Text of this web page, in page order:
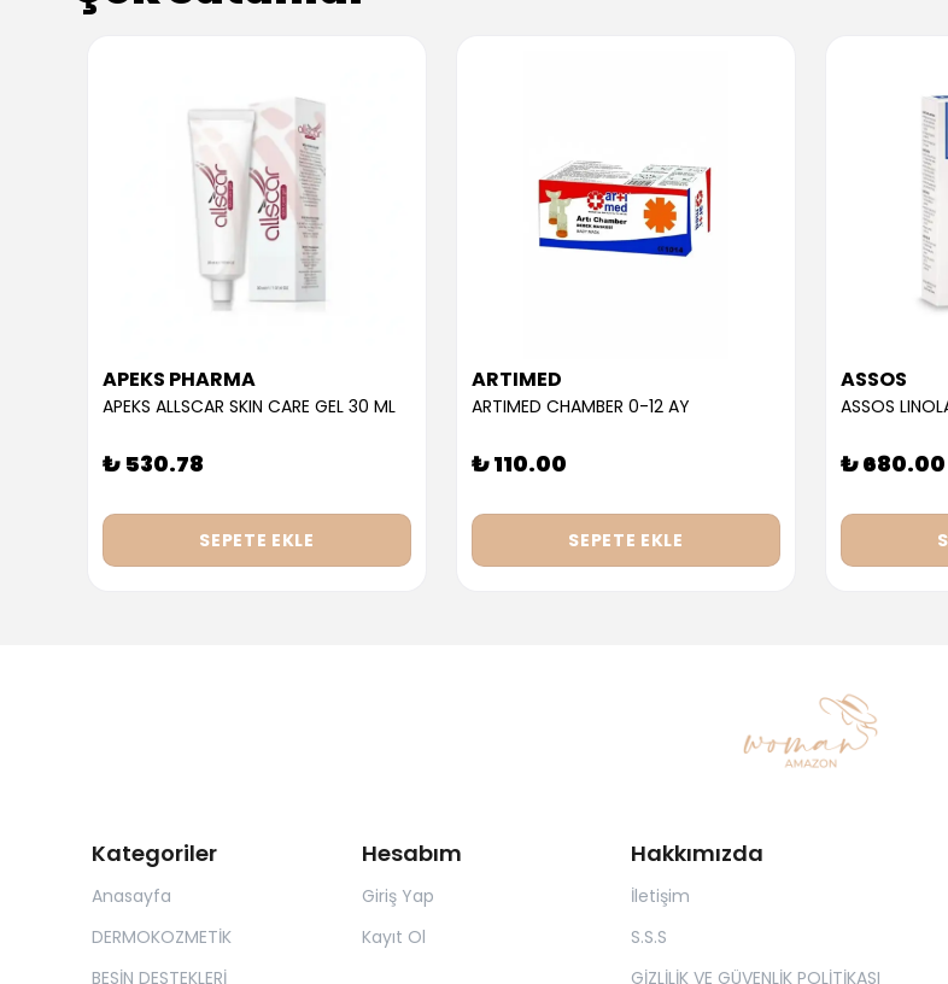
APEKS PHARMA
APEKS ALLSCAR SKIN CARE GEL 30 ML
₺ 530.78
SEPETE EKLE
ARTIMED
ARTIMED CHAMBER 0-12 AY
₺ 110.00
SEPETE EKLE
ASSOS
ASSOS
₺ 680.00
Kategoriler
Anasayfa
DERMOKOZMETİK
BESİN DESTEKLERİ
Hesabım
Giriş Yap
Kayıt Ol
Hakkımızda
İletişim
S.S.S
GİZLİLİK VE GÜVENLİK POLİTİKASI